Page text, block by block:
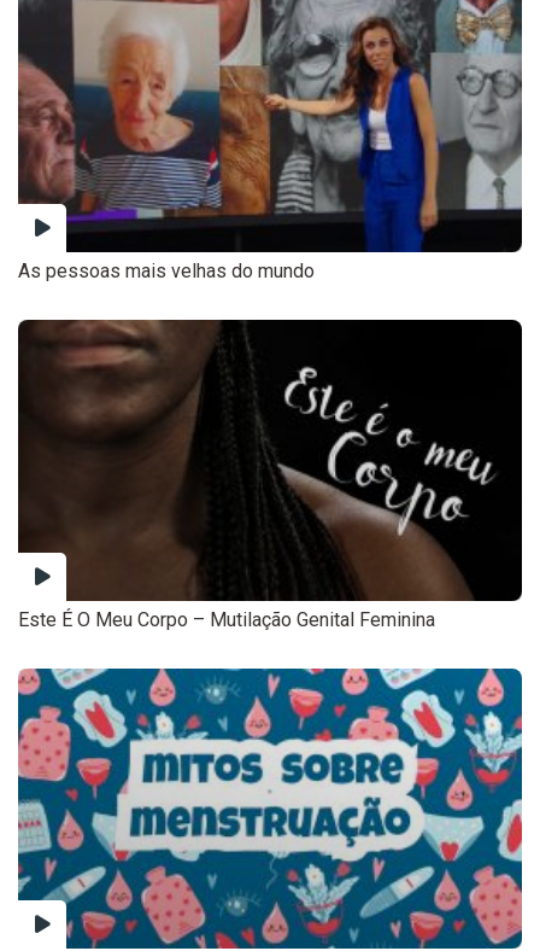
As pessoas mais velhas do mundo
Este É O Meu Corpo – Mutilação Genital Feminina